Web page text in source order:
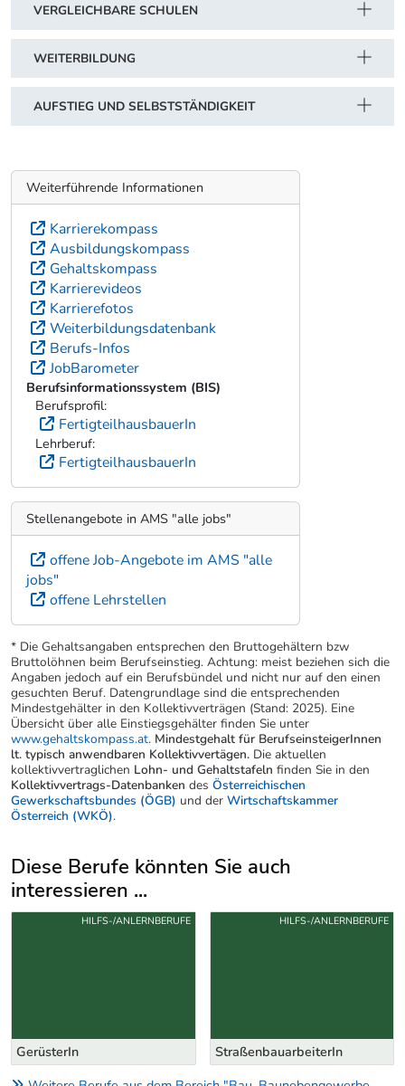
VERGLEICHBARE SCHULEN
WEITERBILDUNG
AUFSTIEG UND SELBSTSTÄNDIGKEIT
Weiterführende Informationen
Karrierekompass
Ausbildungskompass
Gehaltskompass
Karrierevideos
Karrierefotos
Weiterbildungsdatenbank
Berufs-Infos
JobBarometer
Berufsinformationssystem (BIS)
Berufsprofil:
FertigteilhausbauerIn
Lehrberuf:
FertigteilhausbauerIn
Stellenangebote in AMS "alle jobs"
offene Job-Angebote im AMS "alle
jobs"
offene Lehrstellen
* Die Gehaltsangaben entsprechen den Bruttogehältern bzw
Bruttolöhnen beim Berufseinstieg. Achtung: meist beziehen sich die
Angaben jedoch auf ein Berufsbündel und nicht nur auf den einen
gesuchten Beruf. Datengrundlage sind die entsprechenden
Mindestgehälter in den Kollektivverträgen (Stand: 2025). Eine
Übersicht über alle Einstiegsgehälter finden Sie unter
www.gehaltskompass.at. Mindestgehalt für BerufseinsteigerInnen
lt. typisch anwendbaren Kollektivvertägen. Die aktuellen
kollektivvertraglichen Lohn- und Gehaltstafeln finden Sie in den
Kollektivvertrags-Datenbanken des Österreichischen
Gewerkschaftsbundes (ÖGB) und der Wirtschaftskammer
Österreich (WKÖ).
Diese Berufe könnten Sie auch
interessieren ...
Uber weitere Berufsvorschläge
GerüsterIn
HILFS-/ANLERNBERUFE
StraßenbauarbeiterIn
HILFS-/ANLERNBERUFE